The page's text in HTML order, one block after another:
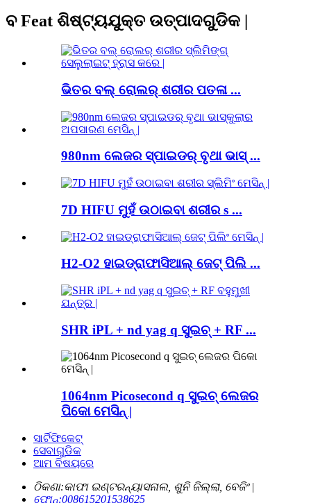
ବ Feat ଶିଷ୍ଟ୍ୟଯୁକ୍ତ ଉତ୍ପାଦଗୁଡିକ |
ଭିତର ବଲ୍ ରୋଲର୍ ଶରୀର ପତଳା ...
980nm ଲେଜର ସ୍ପାଇଡର୍ ବୃଥା ଭାସ୍ ...
7D HIFU ମୁହଁ ଉଠାଇବା ଶରୀର s ...
H2-O2 ହାଇଡ୍ରାଫାସିଆଲ୍ ଜେଟ୍ ପିଲି ...
SHR iPL + nd yag q ସୁଇଚ୍ + RF ...
1064nm Picosecond q ସୁଇଚ୍ ଲେଜର
ପିକୋ ମେସିନ୍ |
ସାର୍ଟିଫିକେଟ୍
ସେବାଗୁଡିକ
ଆମ ବିଷୟରେ
ଠିକଣା:କାଫା ଇଣ୍ଟରନ୍ୟାସନାଲ, ଶୁନି ଜିଲ୍ଲା, ବେଜିଂ |
ଫୋନ୍:008615201538625